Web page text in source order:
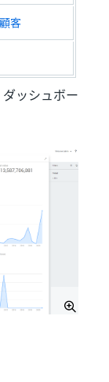
客
ッシュボー